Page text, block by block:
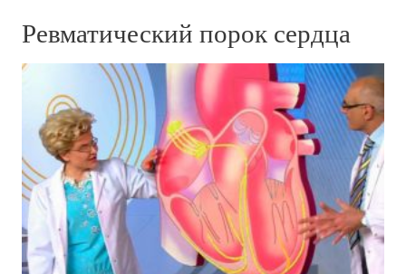
ПОЛУЧИТЕ КОНСУЛЬТАЦИЮ
СОВЕТЫ ГАНДЕЛЬМАНА
Ревматический порок сердца